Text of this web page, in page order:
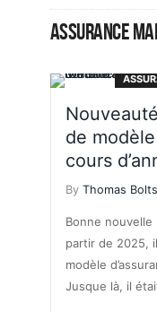
ASSURANCE
de
cours
By Thomas
Bonne
partir de 2025,
modèle
Jusque là, il